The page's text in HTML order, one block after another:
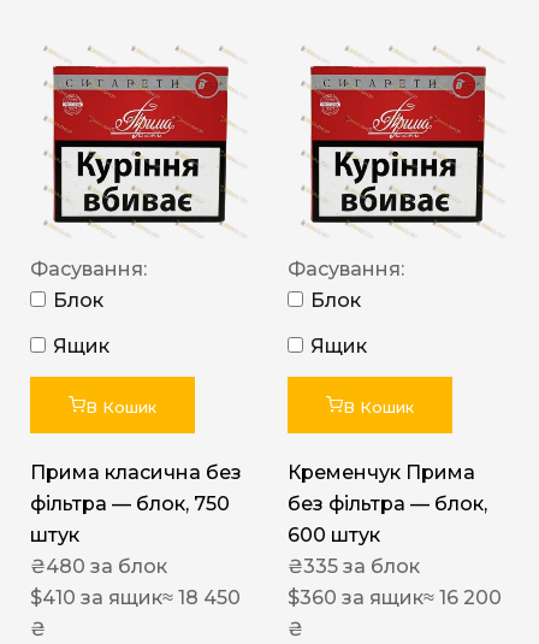
Фасування:
Блок
Ящик
В Кошик
Прима класична без
фільтра — блок, 750
штук
₴480 за блок
$410 за ящик≈ 18 450
₴
Фасування:
Блок
Ящик
В Кошик
Кременчук Прима
без фільтра — блок,
600 штук
₴335 за блок
$360 за ящик≈ 16 200
₴